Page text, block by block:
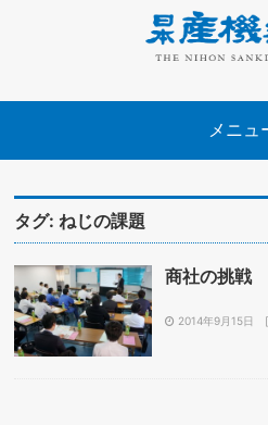
メニュ
タグ: ねじの課題
商社の挑戦
2014年9月15日